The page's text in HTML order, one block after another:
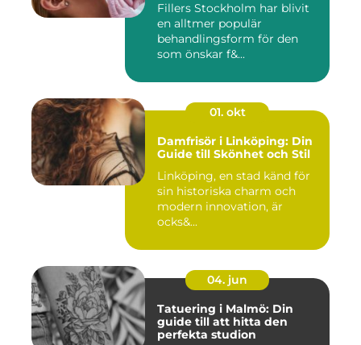
Fillers Stockholm har blivit
en alltmer populär
behandlingsform för den
som önskar f&...
01. okt
Damfrisör i Linköping: Din
Guide till Skönhet och Stil
Linköping, en stad känd för
sin historiska charm och
modern innovation, är
ocks&...
04. jun
Tatuering i Malmö: Din
guide till att hitta den
perfekta studion